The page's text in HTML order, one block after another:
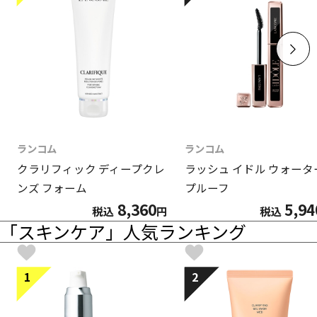
ランコム
クラリフィック ディープクレ
ンズ フォーム
税込 8,360円
ランコム
ラッシュ イドル ウォータ
プルーフ
税込
「スキンケア」人気ランキング
1 2